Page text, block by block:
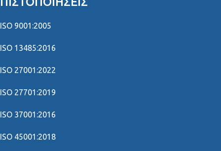
ISO 9001:2005
ISO 13485:2016
ISO 27001:2022
ISO 27701:2019
ISO 37001:2016
ISO 45001:2018